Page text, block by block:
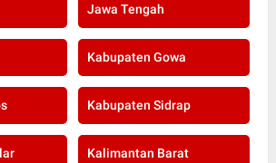
Jawa Tengah
Kabupaten Gowa
Kabupaten Sidrap
Kalimantan Barat